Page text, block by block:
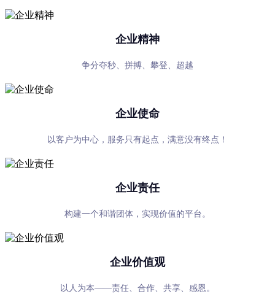
企业精神
争分夺秒、拼搏、攀登、超越
企业使命
以客户为中心，服务只有起点，满意没有终点！
企业责任
构建一个和谐团体，实现价值的平台。
企业价值观
以人为本——责任、合作、共享、感恩。